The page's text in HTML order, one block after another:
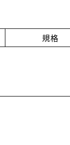
規格